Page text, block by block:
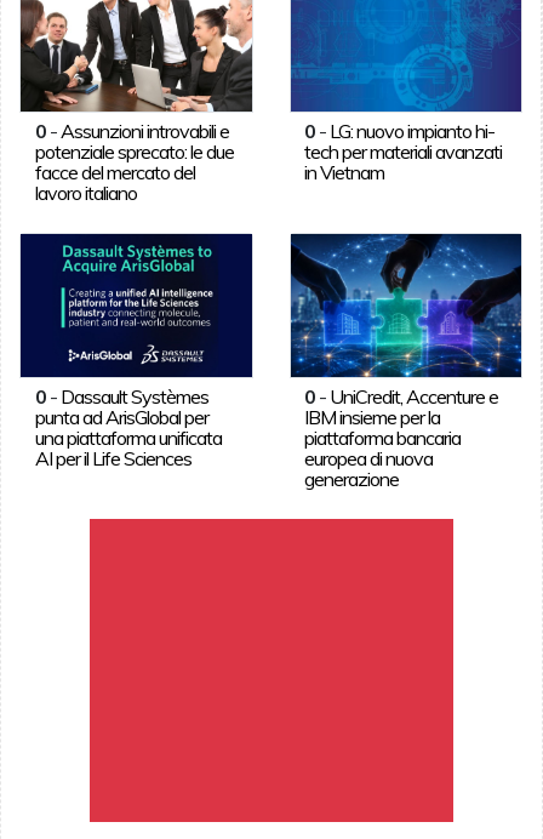
0- Assunzioni introvabili e
potenziale sprecato: le due
facce del mercato del
lavoro italiano
0 - LG: nuovo impianto hi-
tech per materiali avanzati
in Vietnam
0- Dassault Systèmes
punta ad ArisGlobal per
una piattaforma unificata
AI per il Life Sciences
0 - UniCredit, Accenture e
IBM insieme per la
piattaforma bancaria
europea di nuova
generazione